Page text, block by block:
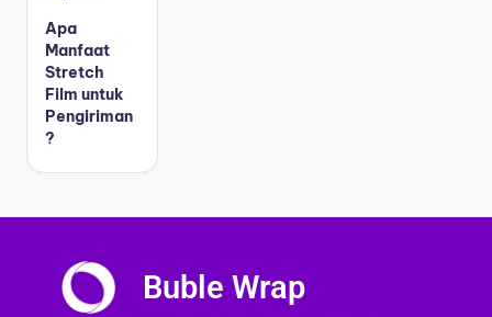
Apa
Manfaat
Stretch
Film untuk
Pengiriman
?
Buble Wrap